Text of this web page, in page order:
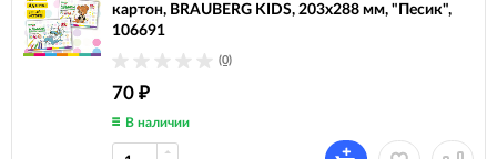
картон, BRAUBERG KIDS, 203х288 мм, "Песик",
106691
(0)
70 ₽
В наличии